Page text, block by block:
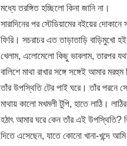
মধ্যে তরঙ্গিত হচ্ছিলো কিনা জানি না।
সারাদিনের পর স্টেডিয়ামের বইয়ের দোকানে
ফিরি। সচরাচর এত তাড়াতাড়ি বাড়িমুখো হই
খেলাম, এলোমেলো কিছু ভাবলাম, তারপর
বালিশে মাথা রাখার সঙ্গে সঙ্গেই আমার
তাঁর উপস্থিতি টের পাই ঘরে। তাঁর পরনে
মাথায় কালো মখমলী টুপি, হাতে লাঠি।
হঠাৎ আমার ঘরে কেন তাঁর এই উপস্থিতি?
দিতে এসেছেন, যাতে কোনো খানা-খন্দে